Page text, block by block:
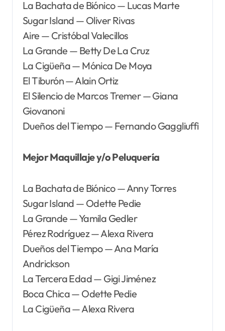
La Bachata de Biónico — Lucas Marte
Sugar Island — Oliver Rivas
Aire — Cristóbal Valecillos
La Grande — Betty De La Cruz
La Cigüeña — Mónica De Moya
El Tiburón — Alain Ortiz
El Silencio de Marcos Tremer — Giana
Giovanoni
Dueños del Tiempo — Fernando Gaggliuffi
Mejor Maquillaje y/o Peluquería
La Bachata de Biónico — Anny Torres
Sugar Island — Odette Pedie
La Grande — Yamila Gedler
Pérez Rodríguez — Alexa Rivera
Dueños del Tiempo — Ana María
Andrickson
La Tercera Edad — Gigi Jiménez
Boca Chica — Odette Pedie
La Cigüeña — Alexa Rivera